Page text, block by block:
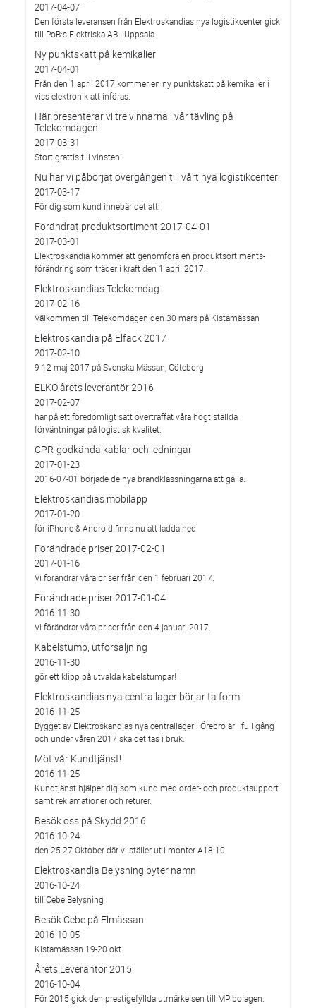
2017-04-07
Den första leveransen från Elektroskandias nya logistikcenter gick
till PoB:s Elektriska AB i Uppsala.
Ny punktskatt på kemikalier
2017-04-01
Från den 1 april 2017 kommer en ny punktskatt på kemikalier i
viss elektronik att införas.
Här presenterar vi tre vinnarna i vår tävling på
Telekomdagen!
2017-03-31
Stort grattis till vinsten!
Nu har vi påbörjat övergången till vårt nya logistikcenter!
2017-03-17
För dig som kund innebär det att:
Förändrat produktsortiment 2017-04-01
2017-03-01
Elektroskandia kommer att genomföra en produktsortiments-
förändring som träder i kraft den 1 april 2017.
Elektroskandias Telekomdag
2017-02-16
Välkommen till Telekomdagen den 30 mars på Kistamässan
Elektroskandia på Elfack 2017
2017-02-10
9-12 maj 2017 på Svenska Mässan, Göteborg
ELKO årets leverantör 2016
2017-02-07
har på ett föredömligt sätt överträffat våra högt ställda
förväntningar på logistisk kvalitet.
CPR-godkända kablar och ledningar
2017-01-23
2016-07-01 började de nya brandklassningarna att gälla.
Elektroskandias mobilapp
2017-01-20
för iPhone & Android finns nu att ladda ned
Förändrade priser 2017-02-01
2017-01-16
Vi förändrar våra priser från den 1 februari 2017.
Förändrade priser 2017-01-04
2016-11-30
Vi förändrar våra priser från den 4 januari 2017.
Kabelstump, utförsäljning
2016-11-30
gör ett klipp på utvalda kabelstumpar!
Elektroskandias nya centrallager börjar ta form
2016-11-25
Bygget av Elektroskandias nya centrallager i Örebro är i full gång
och under våren 2017 ska det tas i bruk.
Möt vår Kundtjänst!
2016-11-25
Kundtjänst hjälper dig som kund med order- och produktsupport
samt reklamationer och returer.
Besök oss på Skydd 2016
2016-10-24
den 25-27 Oktober där vi ställer ut i monter A18:10
Elektroskandia Belysning byter namn
2016-10-24
till Cebe Belysning
Besök Cebe på Elmässan
2016-10-05
Kistamässan 19-20 okt
Årets Leverantör 2015
2016-10-04
För 2015 gick den prestigefyllda utmärkelsen till MP bolagen.